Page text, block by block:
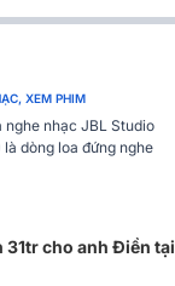
trì sự ổn định khi
Walnut và
đa dạng và phong
trí.
XEM PHIM
nhạc JBL Studio
dòng loa đứng nghe
31tr cho anh Điền tại